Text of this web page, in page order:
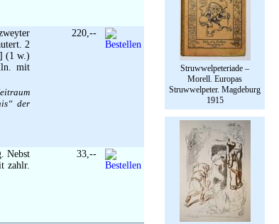
Struwwelpeteriade –
Morell. Europas
Struwwelpeter. Magdeburg
1915
2
(1 w.)
mit
der
220,--
Nebst
zahlr.
33,--